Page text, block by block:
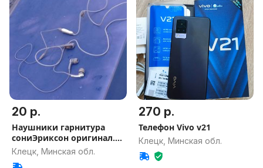
20 р.
Наушники гарнитура
сониЭриксон оригинал.
Волкмэн.
Клецк, Минская обл.
270 р.
Телефон Vivo v21
Клецк, Минская обл.